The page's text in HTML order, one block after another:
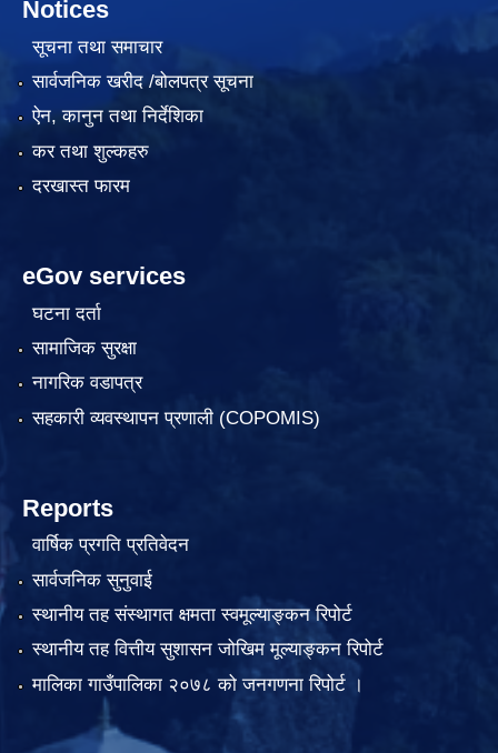
Notices
सूचना तथा समाचार
सार्वजनिक खरीद /बोलपत्र सूचना
ऐन, कानुन तथा निर्देशिका
कर तथा शुल्कहरु
दरखास्त फारम
eGov services
घटना दर्ता
सामाजिक सुरक्षा
नागरिक वडापत्र
सहकारी व्यवस्थापन प्रणाली (COPOMIS)
Reports
वार्षिक प्रगति प्रतिवेदन
सार्वजनिक सुनुवाई
स्थानीय तह संस्थागत क्षमता स्वमूल्याङ्कन रिपोर्ट
स्थानीय तह वित्तीय सुशासन जोखिम मूल्याङ्कन रिपोर्ट
मालिका गाउँपालिका २०७८ को जनगणना रिपोर्ट ।